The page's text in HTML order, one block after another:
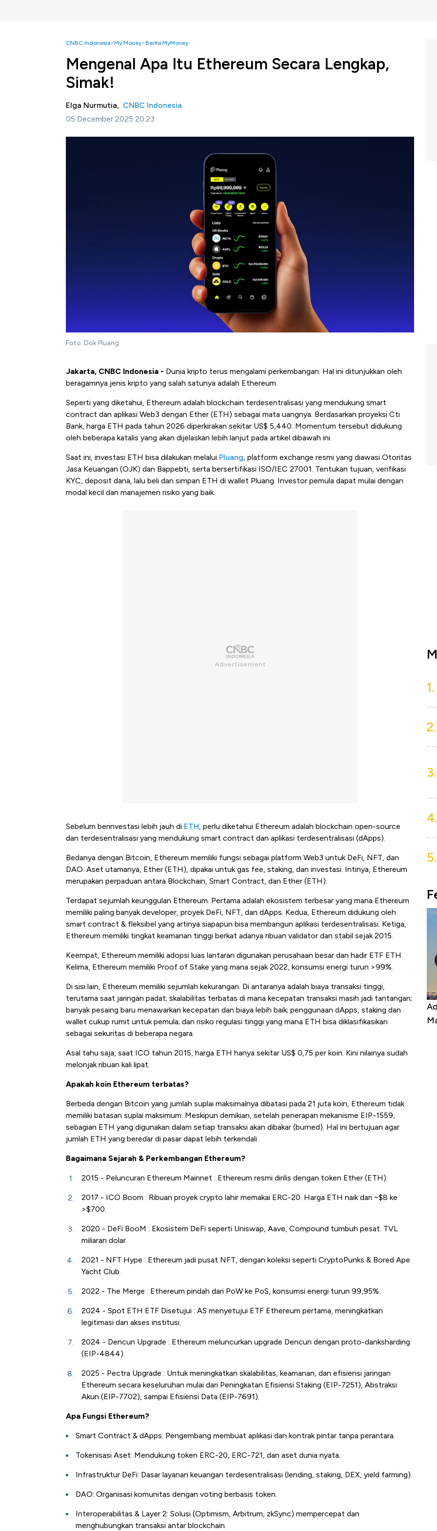
CNBC Indonesia My Money Berita MyMoney
Mengenal Apa Itu Ethereum Secara Lengkap,
Simak!
Elga Nurmutia, CNBC Indonesia
05 December 2025 20:23
Foto: Dok Pluang
Jakarta, CNBC Indonesia - Dunia kripto terus mengalami perkembangan. Hal ini ditunjukkan oleh
beragamnya jenis kripto yang salah satunya adalah Ethereum.
Seperti yang diketahui, Ethereum adalah blockchain terdesentralisasi yang mendukung smart
contract dan aplikasi Web3 dengan Ether (ETH) sebagai mata uangnya. Berdasarkan proyeksi Cti
Bank, harga ETH pada tahun 2026 diperkirakan sekitar US$ 5,440. Momentum tersebut didukung
oleh beberapa katalis yang akan dijelaskan lebih lanjut pada artikel dibawah ini.
Saat ini, investasi ETH bisa dilakukan melalui Pluang , platform exchange resmi yang diawasi Otoritas
Jasa Keuangan (OJK) dan Bappebti, serta bersertifikasi ISO/IEC 27001. Tentukan tujuan, verifikasi
KYC, deposit dana, lalu beli dan simpan ETH di wallet Pluang. Investor pemula dapat mulai dengan
modal kecil dan manajemen risiko yang baik.
Sebelum berinvestasi lebih jauh di ETH , perlu diketahui Ethereum adalah blockchain open-source
dan terdesentralisasi yang mendukung smart contract dan aplikasi terdesentralisasi (dApps).
Bedanya dengan Bitcoin, Ethereum memiliki fungsi sebagai platform Web3 untuk DeFi, NFT, dan
DAO. Aset utamanya, Ether (ETH), dipakai untuk gas fee, staking, dan investasi. Intinya, Ethereum
merupakan perpaduan antara Blockchain, Smart Contract, dan Ether (ETH).
Terdapat sejumlah keunggulan Ethereum. Pertama adalah ekosistem terbesar yang mana Ethereum
memiliki paling banyak developer, proyek DeFi, NFT, dan dApps. Kedua, Ethereum didukung oleh
smart contract & fleksibel yang artinya siapapun bisa membangun aplikasi terdesentralisasi. Ketiga,
Ethereum memiliki tingkat keamanan tinggi berkat adanya ribuan validator dan stabil sejak 2015.
Keempat, Ethereum memiliki adopsi luas lantaran digunakan perusahaan besar dan hadir ETF ETH.
Kelima, Ethereum memiliki Proof of Stake yang mana sejak 2022, konsumsi energi turun >99%.
Di sisi lain, Ethereum memiliki sejumlah kekurangan. Di antaranya adalah biaya transaksi tinggi,
terutama saat jaringan padat; skalabilitas terbatas di mana kecepatan transaksi masih jadi tantangan;
banyak pesaing baru menawarkan kecepatan dan biaya lebih baik; penggunaan dApps, staking dan
wallet cukup rumit untuk pemula; dan risiko regulasi tinggi yang mana ETH bisa diklasifikasikan
sebagai sekuritas di beberapa negara.
Asal tahu saja, saat ICO tahun 2015, harga ETH hanya sekitar US$ 0,75 per koin. Kini nilainya sudah
melonjak ribuan kali lipat.
Apakah koin Ethereum terbatas?
Berbeda dengan Bitcoin yang jumlah suplai maksimalnya dibatasi pada 21 juta koin, Ethereum tidak
memiliki batasan suplai maksimum. Meskipun demikian, setelah penerapan mekanisme EIP-1559,
sebagian ETH yang digunakan dalam setiap transaksi akan dibakar (burned). Hal ini bertujuan agar
jumlah ETH yang beredar di pasar dapat lebih terkendali.
Bagaimana Sejarah & Perkembangan Ethereum?
2015 - Peluncuran Ethereum Mainnet : Ethereum resmi dirilis dengan token Ether (ETH)
2017 - ICO Boom : Ribuan proyek crypto lahir memakai ERC-20 . Harga ETH naik dari ~$8 ke
>$700.
2020 - DeFi BooM : Ekosistem DeFi seperti Uniswap, Aave, Compound tumbuh pesat. TVL
miliaran dolar.
2021 - NFT Hype : Ethereum jadi pusat NFT, dengan koleksi seperti CryptoPunks & Bored Ape
Yacht Club.
2022 - The Merge : Ethereum pindah dari PoW ke PoS , konsumsi energi turun 99,95%.
2024 - Spot ETH ETF Disetujui : AS menyetujui ETF Ethereum pertama, meningkatkan
legitimasi dan akses institusi.
2024 - Dencun Upgrade : Ethereum meluncurkan upgrade Dencun dengan proto-danksharding
(EIP-4844)
2025 - Pectra Upgrade : Untuk meningkatkan skalabilitas, keamanan, dan efisiensi jaringan
Ethereum secara keseluruhan mulai dari Peningkatan Efisiensi Staking (EIP-7251), Abstraksi
Akun (EIP-7702), sampai Efisiensi Data (EIP-7691).
Apa Fungsi Ethereum?
Smart Contract & dApps: Pengembang membuat aplikasi dan kontrak pintar tanpa perantara.
Tokenisasi Aset: Mendukung token ERC-20, ERC-721, dan aset dunia nyata.
Infrastruktur DeFi: Dasar layanan keuangan terdesentralisasi (lending, staking, DEX, yield farming).
DAO: Organisasi komunitas dengan voting berbasis token.
Interoperabilitas & Layer 2: Solusi (Optimism, Arbitrum, zkSync) mempercepat dan
menghubungkan transaksi antar blockchain.
1.
2.
3.
4.
5.
Kongo Tutup Keran Ekspor, Harga
Tembaga Terbang ke Zona Berbahaya
Adu Panas Kinerja Emiten Minyak RI,
Mana yang Cuannya Paling Menyala?